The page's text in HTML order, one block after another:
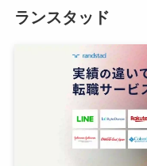
ランスタッド